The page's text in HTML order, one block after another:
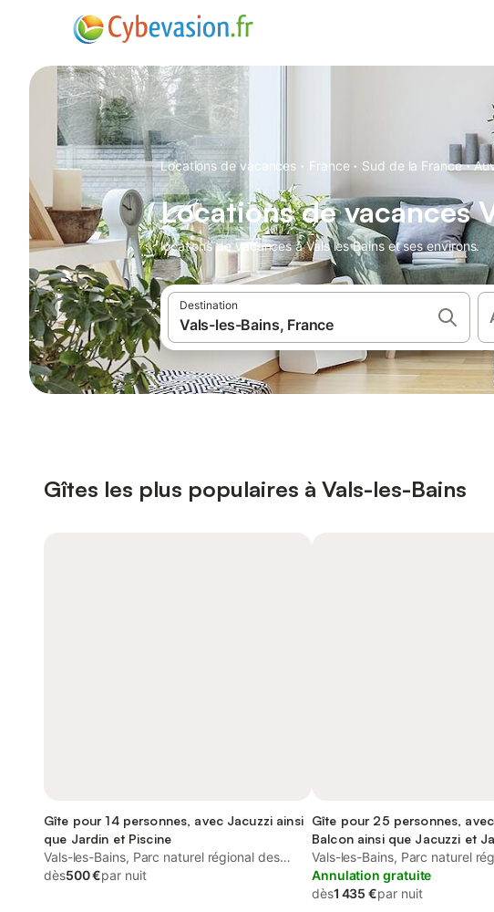
Locations de vacances · France · Sud de la France ·
Locations de vacances
locations de vacances à Vals les Bains et ses environs.
Destination
Gîtes les plus populaires à Vals-les-Bains
Gîte pour 14 personnes, avec Jacuzzi ainsi
que Jardin et Piscine
Vals-les-Bains, Parc naturel régional des
Monts d'Ardèche
dès500 €par nuit
Gîte pour 25 personnes, avec
Balcon ainsi que Jacuzzi et
Vals-les-Bains, Parc naturel
Monts d'Ardèche
Annulation gratuite
dès1 435 €par nuit